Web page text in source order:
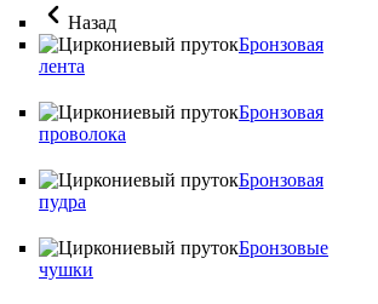
Назад
Бронзовая
лента
Бронзовая
проволока
Бронзовая
пудра
Бронзовые
чушки